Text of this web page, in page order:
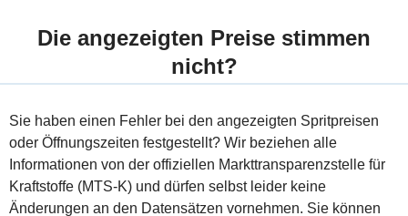
Die angezeigten Preise stimmen
nicht?
Sie haben einen Fehler bei den angezeigten Spritpreisen
oder Öffnungszeiten festgestellt? Wir beziehen alle
Informationen von der offiziellen Markttransparenzstelle für
Kraftstoffe (MTS-K) und dürfen selbst leider keine
Änderungen an den Datensätzen vornehmen. Sie können